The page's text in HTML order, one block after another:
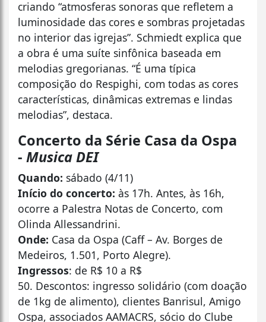
criando “atmosferas sonoras que refletem a
luminosidade das cores e sombras projetadas
no interior das igrejas”. Schmiedt explica que
a obra é uma suíte sinfônica baseada em
melodias gregorianas. “É uma típica
composição do Respighi, com todas as cores
características, dinâmicas extremas e lindas
melodias”, destaca.
Concerto da Série Casa da Ospa
- Musica DEI
Quando: sábado (4/11)
Início do concerto: às 17h. Antes, às 16h,
ocorre a Palestra Notas de Concerto, com
Olinda Allessandrini.
Onde: Casa da Ospa (Caff – Av. Borges de
Medeiros, 1.501, Porto Alegre).
Ingressos: de R$ 10 a R$
50. Descontos: ingresso solidário (com doação
de 1kg de alimento), clientes Banrisul, Amigo
Ospa, associados AAMACRS, sócio do Clube